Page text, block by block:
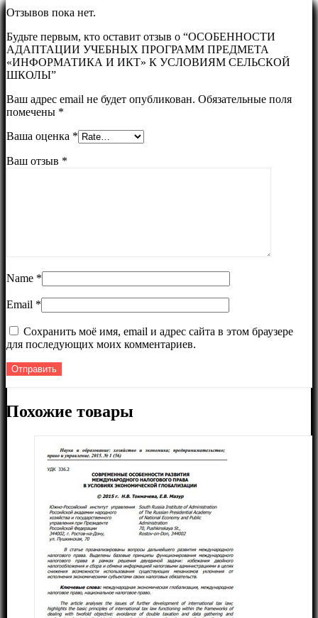
Отзывов пока нет.
Будьте первым, кто оставит отзыв о “ОСОБЕННОСТИ
АДАПТАЦИИ УЧЕБНЫХ ПРОГРАММ ПРЕДМЕТА
«ИНФОРМАТИКА И ИКТ» К УСЛОВИЯМ СЕЛЬСКОЙ
ШКОЛЫ”
Ваш адрес email не будет опубликован. Обязательные поля
помечены *
Ваша оценка *
Ваш отзыв *
Name *
Email *
Сохранить моё имя, email и адрес сайта в этом браузере
для последующих моих комментариев.
Похожие товары